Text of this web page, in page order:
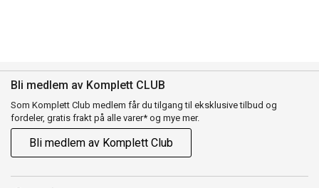
Bli medlem av Komplett CLUB
Som Komplett Club medlem får du tilgang til eksklusive tilbud og
fordeler, gratis frakt på alle varer* og mye mer.
Bli medlem av Komplett Club